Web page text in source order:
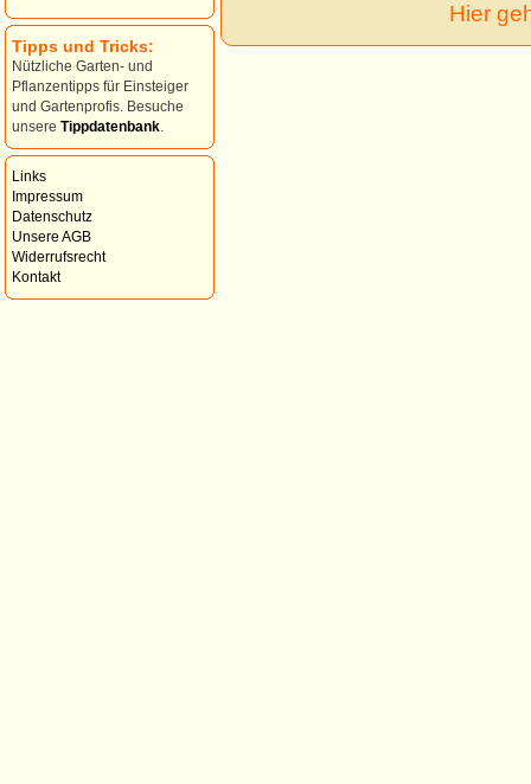
Tipps und Tricks:
Nützliche Garten- und
Pflanzentipps für Einsteiger
und Gartenprofis. Besuche
unsere Tippdatenbank
Links
Impressum
Datenschutz
Unsere AGB
Widerrufsrecht
Kontakt
Hier